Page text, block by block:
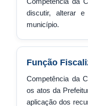
discutir, alterar
município.
Função
Competência da
os atos da
aplicação dos